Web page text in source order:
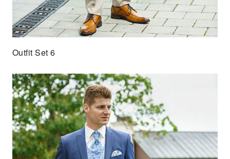
Outfit Set 6